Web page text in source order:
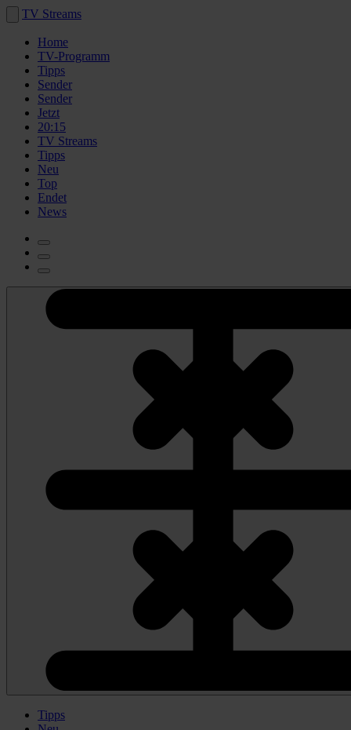
TV Streams
Home
TV-Programm
Tipps
Sender
Sender
Jetzt
20:15
TV Streams
Tipps
Neu
Top
Endet
News
Tipps